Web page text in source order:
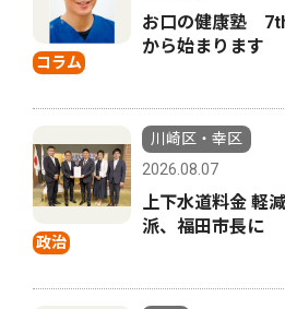
コラム
お口の健康塾
から始まります
政治
川崎区・幸区
2026.08.07
上下水道料金 軽
派、福田市長に